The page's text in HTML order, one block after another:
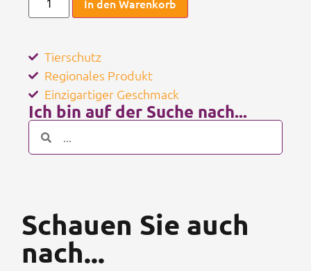
In den Warenkorb
Tierschutz
Regionales Produkt
Einzigartiger Geschmack
Ich bin auf der Suche nach...
Schauen Sie auch
nach...